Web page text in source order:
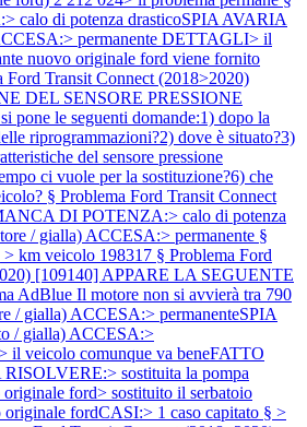
calo di potenza drasticoSPIA AVARIA
permanente DETTAGLI> il
nuovo originale ford viene fornito
Ford Transit Connect (2018>2020)
DEL SENSORE PRESSIONE
le seguenti domande:1) dopo la
riprogrammazioni?2) dove è situato?3)
del sensore pressione
ci vuole per la sostituzione?6) che
§ Problema Ford Transit Connect
DI POTENZA:> calo di potenza
/ gialla) ACCESA:> permanente §
km veicolo 198317 § Problema Ford
[109140] APPARE LA SEGUENTE
AdBlue Il motore non si avvierà tra 790
/ gialla) ACCESA:> permanenteSPIA
/ gialla) ACCESA:>
il veicolo comunque va beneFATTO
sostituita la pompa
originale ford> sostituito il serbatoio
originale fordCASI:> 1 caso capitato § >